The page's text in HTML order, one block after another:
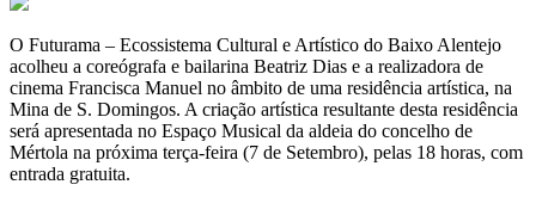
O Futurama – Ecossistema Cultural e Artístico do Baixo Alentejo
acolheu a coreógrafa e bailarina Beatriz Dias e a realizadora de
cinema Francisca Manuel no âmbito de uma residência artística, na
Mina de S. Domingos. A criação artística resultante desta residência
será apresentada no Espaço Musical da aldeia do concelho de
Mértola na próxima terça-feira (7 de Setembro), pelas 18 horas, com
entrada gratuita.